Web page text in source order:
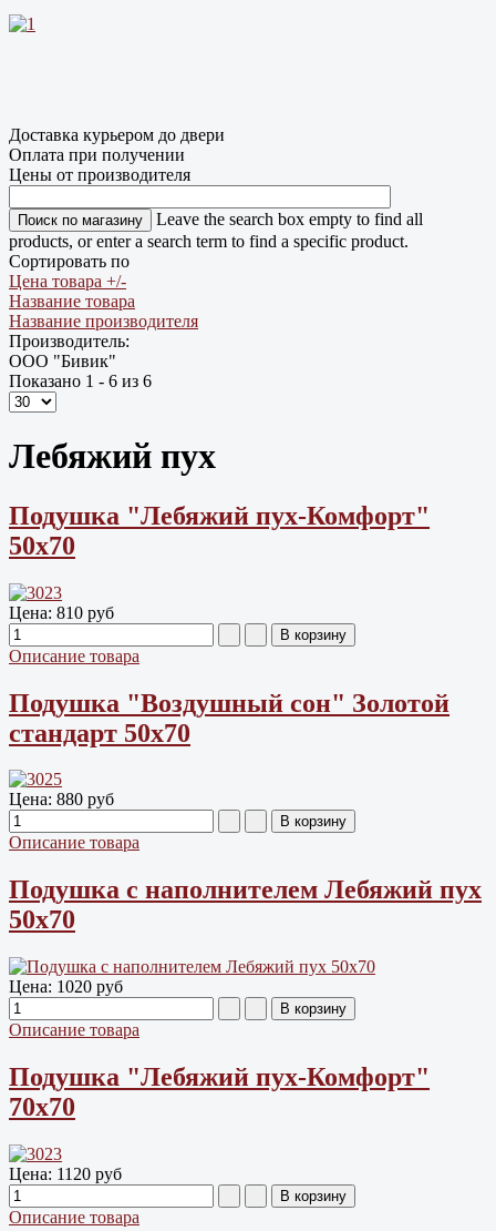
Доставка курьером до двери
Оплата при получении
Цены от производителя
Leave the search box empty to find all
products, or enter a search term to find a specific product.
Сортировать по
Цена товара +/-
Название товара
Название производителя
Производитель:
ООО "Бивик"
Показано 1 - 6 из 6
Лебяжий пух
Подушка "Лебяжий пух-Комфорт"
50х70
Цена: 810 руб
Описание товара
Подушка "Воздушный сон" Золотой
стандарт 50х70
Цена: 880 руб
Описание товара
Подушка с наполнителем Лебяжий пух
50х70
Цена: 1020 руб
Описание товара
Подушка "Лебяжий пух-Комфорт"
70х70
Цена: 1120 руб
Описание товара